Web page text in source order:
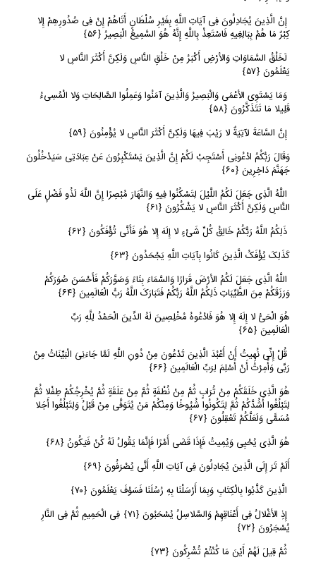
إِنَّ الَّذِینَ یُجَادِلُونَ فِی آیَاتِ اللَّهِ بِغَیْرِ سُلْطَانٍ أَتَاهُمْ إِنْ فِی صُدُورِهِمْ إِلا
کِبْرٌ مَا هُمْ بِبَالِغِیهِ فَاسْتَعِذْ بِاللَّهِ إِنَّهُ هُوَ السَّمِیعُ الْبَصِیرُ ﴿٥٦﴾
لَخَلْقُ السَّمَاوَاتِ وَالأرْضِ أَکْبَرُ مِنْ خَلْقِ النَّاسِ وَلَکِنَّ أَکْثَرَ النَّاسِ لا
یَعْلَمُونَ ﴿٥٧﴾
وَمَا یَسْتَوِی الأعْمَى وَالْبَصِیرُ وَالَّذِینَ آمَنُوا وَعَمِلُوا الصَّالِحَاتِ وَلا الْمُسِیءُ
قَلِیلا مَا تَتَذَکَّرُونَ ﴿٥٨﴾
إِنَّ السَّاعَةَ لآتِیَةٌ لا رَیْبَ فِیهَا وَلَکِنَّ أَکْثَرَ النَّاسِ لا یُؤْمِنُونَ ﴿٥٩﴾
وَقَالَ رَبُّکُمُ ادْعُونِی أَسْتَجِبْ لَکُمْ إِنَّ الَّذِینَ یَسْتَکْبِرُونَ عَنْ عِبَادَتِی سَیَدْخُلُونَ
جَهَنَّمَ دَاخِرِینَ ﴿٦٠﴾
اللَّهُ الَّذِی جَعَلَ لَکُمُ اللَّیْلَ لِتَسْکُنُوا فِیهِ وَالنَّهَارَ مُبْصِرًا إِنَّ اللَّهَ لَذُو فَضْلٍ عَلَى
النَّاسِ وَلَکِنَّ أَکْثَرَ النَّاسِ لا یَشْکُرُونَ ﴿٦١﴾
ذَلِکُمُ اللَّهُ رَبُّکُمْ خَالِقُ کُلِّ شَیْءٍ لا إِلَهَ إِلا هُوَ فَأَنَّى تُؤْفَکُونَ ﴿٦٢﴾
کَذَلِکَ یُؤْفَکُ الَّذِینَ کَانُوا بِآیَاتِ اللَّهِ یَجْحَدُونَ ﴿٦٣﴾
اللَّهُ الَّذِی جَعَلَ لَکُمُ الأرْضَ قَرَارًا وَالسَّمَاءَ بِنَاءً وَصَوَّرَکُمْ فَأَحْسَنَ صُوَرَکُمْ
وَرَزَقَکُمْ مِنَ الطَّیِّبَاتِ ذَلِکُمُ اللَّهُ رَبُّکُمْ فَتَبَارَکَ اللَّهُ رَبُّ الْعَالَمِینَ ﴿٦٤﴾
هُوَ الْحَیُّ لا إِلَهَ إِلا هُوَ فَادْعُوهُ مُخْلِصِینَ لَهُ الدِّینَ الْحَمْدُ لِلَّهِ رَبِّ
الْعَالَمِینَ ﴿٦٥﴾
قُلْ إِنِّی نُهِیتُ أَنْ أَعْبُدَ الَّذِینَ تَدْعُونَ مِنْ دُونِ اللَّهِ لَمَّا جَاءَنِیَ الْبَیِّنَاتُ مِنْ
رَبِّی وَأُمِرْتُ أَنْ أُسْلِمَ لِرَبِّ الْعَالَمِینَ ﴿٦٦﴾
هُوَ الَّذِی خَلَقَکُمْ مِنْ تُرَابٍ ثُمَّ مِنْ نُطْفَةٍ ثُمَّ مِنْ عَلَقَةٍ ثُمَّ یُخْرِجُکُمْ طِفْلا ثُمَّ
لِتَبْلُغُوا أَشُدَّکُمْ ثُمَّ لِتَکُونُوا شُیُوخًا وَمِنْکُمْ مَنْ یُتَوَفَّى مِنْ قَبْلُ وَلِتَبْلُغُوا أَجَلا
مُسَمًّى وَلَعَلَّکُمْ تَعْقِلُونَ ﴿٦٧﴾
هُوَ الَّذِی یُحْیِی وَیُمِیتُ فَإِذَا قَضَى أَمْرًا فَإِنَّمَا یَقُولُ لَهُ کُنْ فَیَکُونُ ﴿٦٨﴾
أَلَمْ تَرَ إِلَى الَّذِینَ یُجَادِلُونَ فِی آیَاتِ اللَّهِ أَنَّى یُصْرَفُونَ ﴿٦٩﴾
الَّذِینَ کَذَّبُوا بِالْکِتَابِ وَبِمَا أَرْسَلْنَا بِهِ رُسُلَنَا فَسَوْفَ یَعْلَمُونَ ﴿٧٠﴾
إِذِ الأغْلالُ فِی أَعْنَاقِهِمْ وَالسَّلاسِلُ یُسْحَبُونَ ﴿٧١﴾ فِی الْحَمِیمِ ثُمَّ فِی النَّارِ
یُسْجَرُونَ ﴿٧٢﴾
ثُمَّ قِیلَ لَهُمْ أَیْنَ مَا کُنْتُمْ تُشْرِکُونَ ﴿٧٣﴾